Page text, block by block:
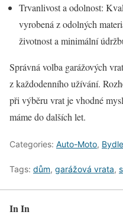
Trvanlivost a odolnost:
vyrobená z odolných
životnost a minimální
Správná volba garážových
z každodenního užívání.
při výběru vrat je vhodné
máme do dalších let.
Categories: Auto-Moto,
Tags: dům, garážová vrata,
In In